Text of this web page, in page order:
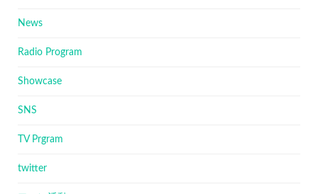
News
Radio Program
Showcase
SNS
TV Prgram
twitter